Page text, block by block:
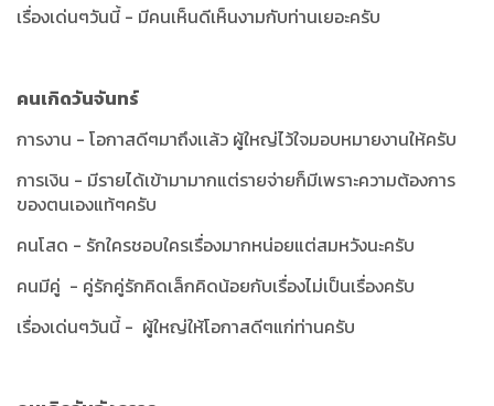
เรื่องเด่นๆวันนี้ - มีคนเห็นดีเห็นงามกับท่านเยอะครับ
คนเกิดวันจันทร์
การงาน - โอกาสดีๆมาถึงเเล้ว ผู้ใหญ่ไว้ใจมอบหมายงานให้ครับ
การเงิน - มีรายได้เข้ามามากแต่รายจ่ายก็มีเพราะความต้องการ
ของตนเองแท้ๆครับ
คนโสด - รักใครชอบใครเรื่องมากหน่อยแต่สมหวังนะครับ
คนมีคู่ - คู่รักคู่รักคิดเล็กคิดน้อยกับเรื่องไม่เป็นเรื่องครับ
เรื่องเด่นๆวันนี้ - ผู้ใหญ่ให้โอกาสดีๆแก่ท่านครับ